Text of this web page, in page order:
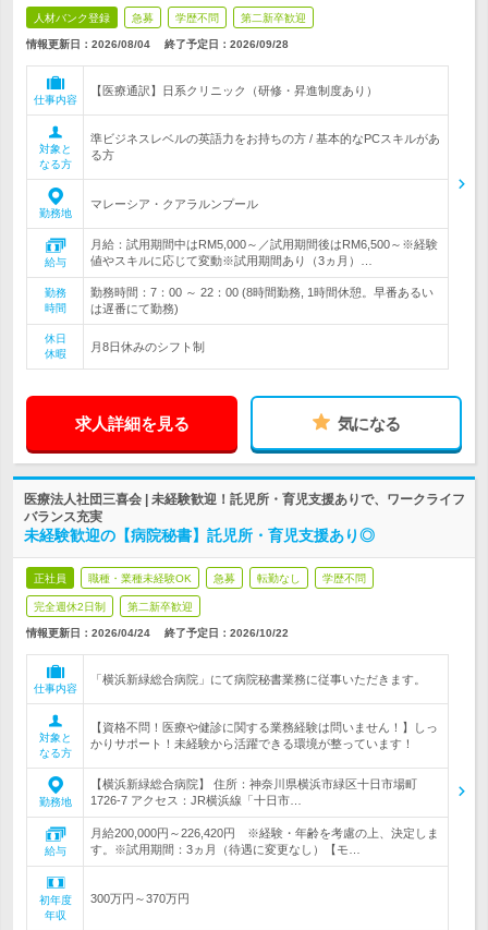
人材バンク登録 急募 学歴不問 第二新卒歓迎
情報更新日：2026/08/04 終了予定日： 2026/09/28
仕事内容
【医療通訳】日系クリニック（研修・昇進制度あり）
対象と
なる方
準ビジネスレベルの英語力をお持ちの方 / 基本的なPCスキルがあ
る方
勤務地
マレーシア・クアラルンプール
給与
月給：試用期間中はRM5,000～／試用期間後はRM6,500～※経験
値やスキルに応じて変動※試用期間あり（3ヵ月）…
勤務
時間
勤務時間：7：00 ～ 22：00 (8時間勤務, 1時間休憩。早番あるい
は遅番にて勤務)
休日
休暇
月8日休みのシフト制
求人詳細を見る 気になる
医療法人社団三喜会 | 未経験歓迎！託児所・育児支援ありで、ワークライフ
バランス充実
未経験歓迎の【病院秘書】託児所・育児支援あり◎
正社員 職種・業種未経験OK 急募 転勤なし 学歴不問
完全週休2日制 第二新卒歓迎
情報更新日：2026/04/24 終了予定日： 2026/10/22
仕事内容
「横浜新緑総合病院」にて病院秘書業務に従事いただきます。
対象と
なる方
【資格不問！医療や健診に関する業務経験は問いません！】しっ
かりサポート！未経験から活躍できる環境が整っています！
勤務地
【横浜新緑総合病院】 住所：神奈川県横浜市緑区十日市場町
1726-7 アクセス：JR横浜線「十日市…
給与
月給200,000円～226,420円 ※経験・年齢を考慮の上、決定しま
す。※試用期間：3ヵ月（待遇に変更なし）【モ…
初年度
年収
300万円～370万円